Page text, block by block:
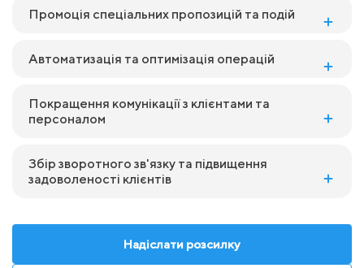
Промоція спеціальних пропозицій та подій
Автоматизація та оптимізація операцій
Покращення комунікації з клієнтами та
персоналом
Збір зворотного зв'язку та підвищення
задоволеності клієнтів
Надіслати розсилку